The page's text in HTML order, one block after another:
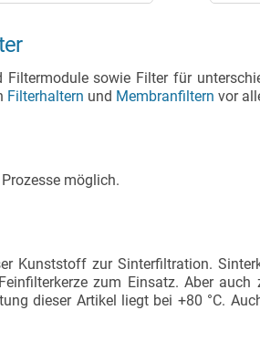
sowie Filter für
Filterhaltern und Membranfiltern vor
möglich.
Kunststoff zur Sinterfiltration.
zum Einsatz. Aber
dieser Artikel liegt bei +80 °C.